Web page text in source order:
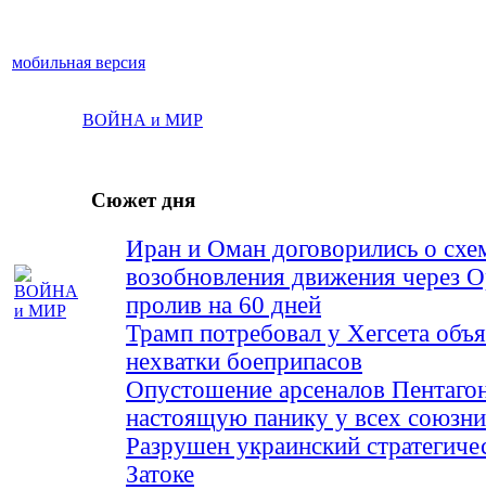
мобильная версия
ВОЙНА и МИР
Сюжет дня
Иран и Оман договорились о
возобновления движения через
пролив на 60 дней
Трамп потребовал у Хегсета
нехватки боеприпасов
Опустошение арсеналов
настоящую панику у всех
Разрушен украинский
Затоке